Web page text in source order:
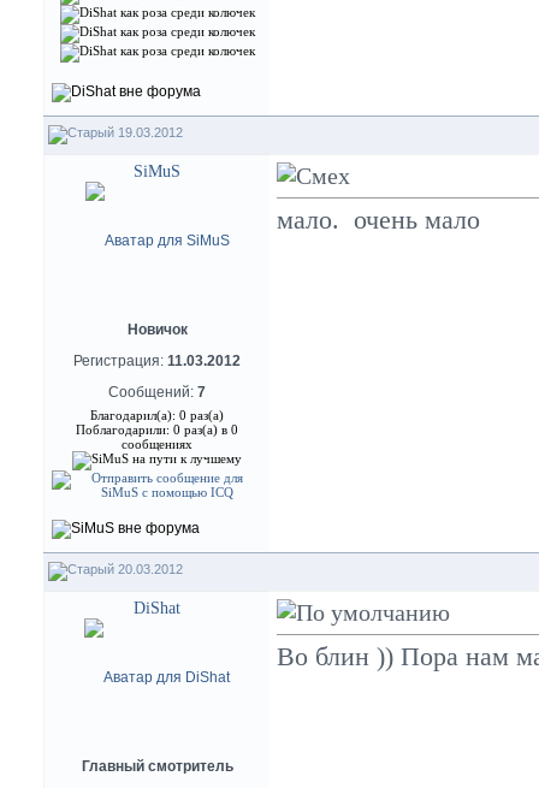
19.03.2012
SiMuS
Новичок
Регистрация: 11.03.2012
Сообщений: 7
Благодарил(а): 0 раз(а)
Поблагодарили: 0 раз(а) в 0
сообщениях
мало. очень мало
20.03.2012
DiShat
Главный смотритель
Во блин )) Пора нам